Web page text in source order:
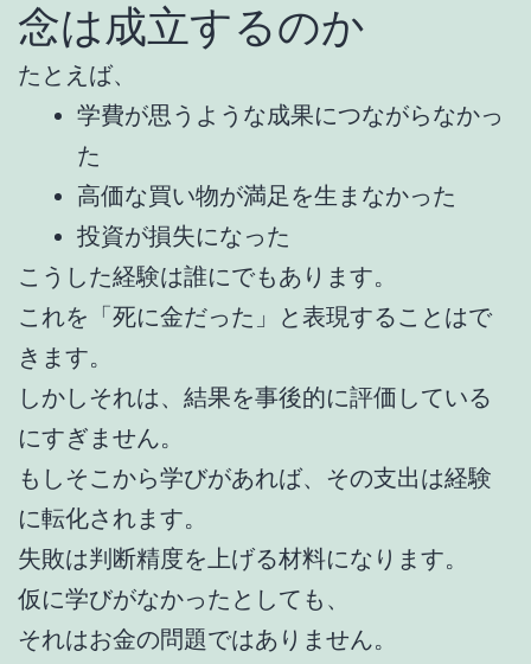
念は成立するのか
たとえば、
学費が思うような成果につながらなかっ
た
高価な買い物が満足を生まなかった
投資が損失になった
こうした経験は誰にでもあります。
これを「死に金だった」と表現することはで
きます。
しかしそれは、結果を事後的に評価している
にすぎません。
もしそこから学びがあれば、その支出は経験
に転化されます。
失敗は判断精度を上げる材料になります。
仮に学びがなかったとしても、
それはお金の問題ではありません。